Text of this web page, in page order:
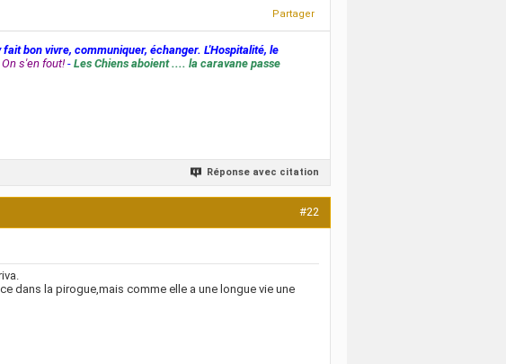
Partager
bon vivre, communiquer, échanger. L'Hospitalité, le
s'en fout!- Les Chiens aboient .... la caravane passe
Réponse avec citation
#22
dans la pirogue,mais comme elle a une longue vie une